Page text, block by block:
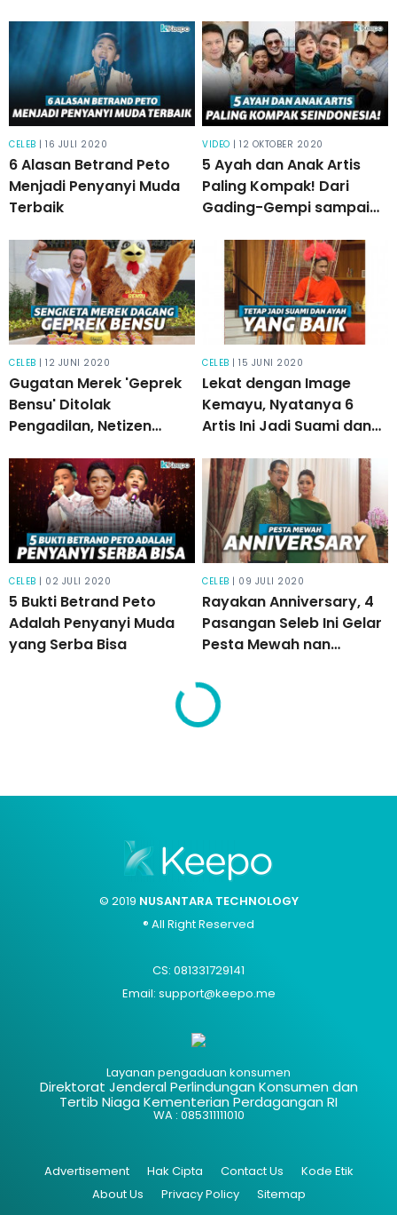
CELEB | 16 JULI 2020
6 Alasan Betrand Peto
Menjadi Penyanyi Muda
Terbaik
VIDEO | 12 OKTOBER 2020
5 Ayah dan Anak Artis
Paling Kompak! Dari
Gading-Gempi sampai
CELEB | 12 JUNI 2020
Gugatan Merek 'Geprek
Bensu' Ditolak
Pengadilan, Netizen
Juga Ternyata
CELEB | 15 JUNI 2020
Lekat dengan Image
Kemayu, Nyatanya 6
Artis Ini Jadi Suami dan
CELEB | 02 JULI 2020
5 Bukti Betrand Peto
Adalah Penyanyi Muda
yang Serba Bisa
CELEB | 09 JULI 2020
Rayakan Anniversary, 4
Pasangan Seleb Ini Gelar
Pesta Mewah nan
© 2019 NUSANTARA TECHNOLOGY
® All Right Reserved
CS: 081331729141
Email: support@keepo.me
Layanan pengaduan konsumen
Direktorat Jenderal Perlindungan Konsumen dan
Tertib Niaga Kementerian Perdagangan RI
WA : 085311111010
Advertisement Hak Cipta Contact Us
Kode Etik
About Us
Privacy Policy Sitemap